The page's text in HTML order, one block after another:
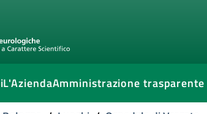
L'AziendaAmministrazione trasparente